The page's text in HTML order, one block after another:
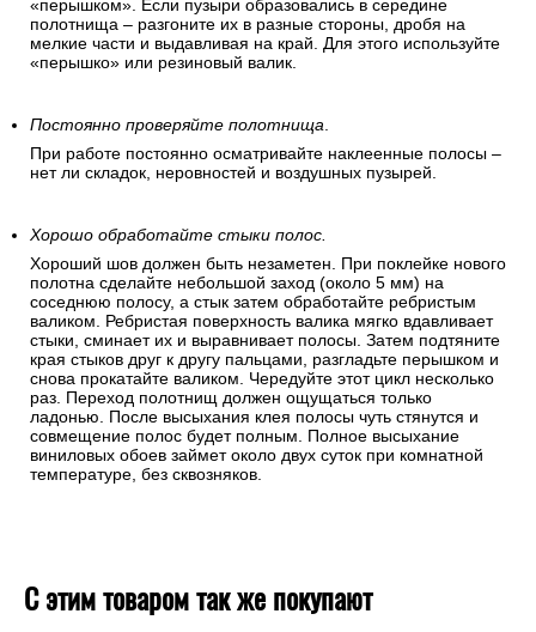
«перышком». Если пузыри образовались в середине
полотнища – разгоните их в разные стороны, дробя на
мелкие части и выдавливая на край. Для этого используйте
«перышко» или резиновый валик.
Постоянно проверяйте полотнища.
При работе постоянно осматривайте наклеенные полосы –
нет ли складок, неровностей и воздушных пузырей.
Хорошо обработайте стыки полос.
Хороший шов должен быть незаметен. При поклейке нового
полотна сделайте небольшой заход (около 5 мм) на
соседнюю полосу, а стык затем обработайте ребристым
валиком. Ребристая поверхность валика мягко вдавливает
стыки, сминает их и выравнивает полосы. Затем подтяните
края стыков друг к другу пальцами, разгладьте перышком и
снова прокатайте валиком. Чередуйте этот цикл несколько
раз. Переход полотнищ должен ощущаться только
ладонью. После высыхания клея полосы чуть стянутся и
совмещение полос будет полным. Полное высыхание
виниловых обоев займет около двух суток при комнатной
температуре, без сквозняков.
С этим товаром так же покупают